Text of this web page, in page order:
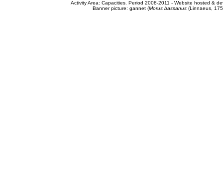
Activity Area: Capacities. Period 2008-2011 - Website hosted &
Banner picture: gannet (Morus bassanus(Linnaeus,